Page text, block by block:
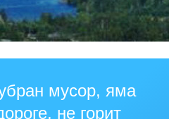
мусор, яма
не горит